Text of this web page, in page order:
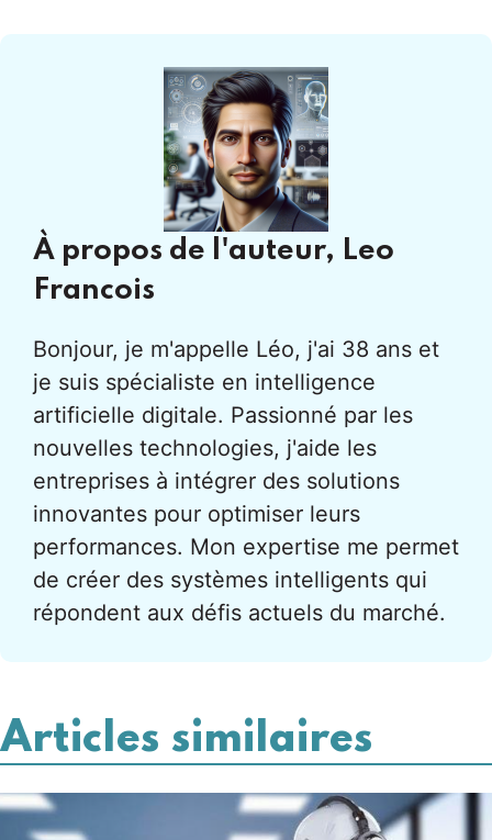
À propos de l'auteur, Leo
Francois
Bonjour, je m'appelle Léo, j'ai 38 ans et
je suis spécialiste en intelligence
artificielle digitale. Passionné par les
nouvelles technologies, j'aide les
entreprises à intégrer des solutions
innovantes pour optimiser leurs
performances. Mon expertise me permet
de créer des systèmes intelligents qui
répondent aux défis actuels du marché.
Articles similaires